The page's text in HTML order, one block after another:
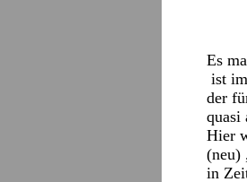
Es
ist
der
quasi
Hier
(neu)
in